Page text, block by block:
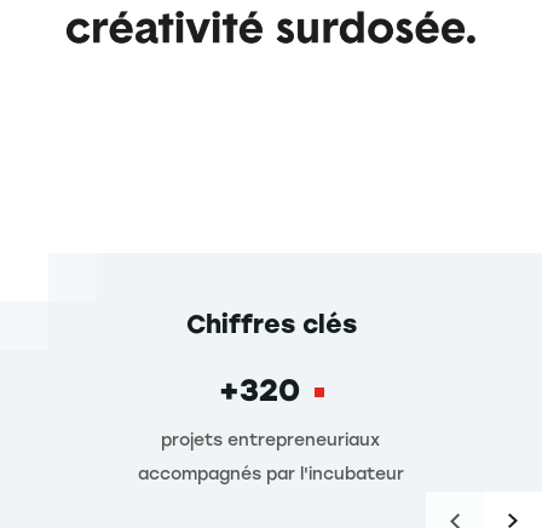
Chiffres clés
+320
projets entrepreneuriaux
accompagnés par l'incubateur